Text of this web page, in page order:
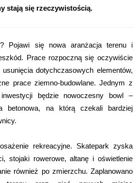
stają się rzeczywistością.
Pojawi się nowa aranżacja terenu i
Prace rozpoczną się oczywiście
dotychczasowych elementów,
prace ziemno-budowlane. Jednym z
inwestycji będzie nowoczesny bowl –
betonowa, na którą czekali bardziej
rekreacyjne. Skatepark zyska
stojaki rowerowe, altanę i oświetlenie
również po zmierzchu. Zaplanowano